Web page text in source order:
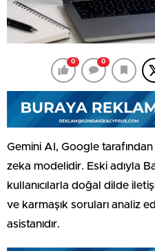
0 0
Gemini AI, Google
zeka modelidir. Eski adıyla
kullanıcılarla doğal dilde
ve karmaşık soruları analiz
asistanıdır.